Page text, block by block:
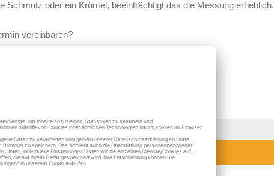
oder ein Krümel, beeinträchtigt das die Messung erheblich.
vereinbaren?